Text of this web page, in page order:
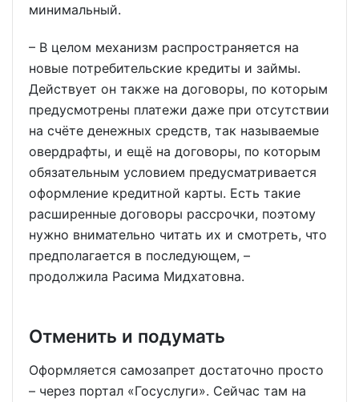
минимальный.
– В целом механизм распространяется на
новые потребительские кредиты и займы.
Действует он также на договоры, по которым
предусмотрены платежи даже при отсутствии
на счёте денежных средств, так называемые
овердрафты, и ещё на договоры, по которым
обязательным условием предусматривается
оформление кредитной карты. Есть такие
расширенные договоры рассрочки, поэтому
нужно внимательно читать их и смотреть, что
предполагается в последующем, –
продолжила Расима Мидхатовна.
Отменить и подумать
Оформляется самозапрет достаточно просто
– через портал «Госуслуги». Сейчас там на